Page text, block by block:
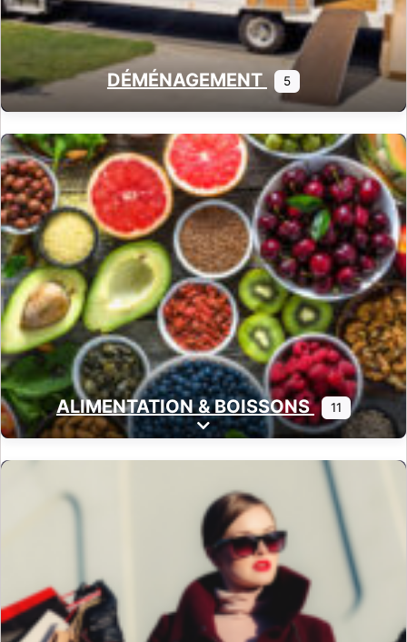
DÉMÉNAGEMENT 5
ALIMENTATION & BOISSONS 11
Expand sub-categories